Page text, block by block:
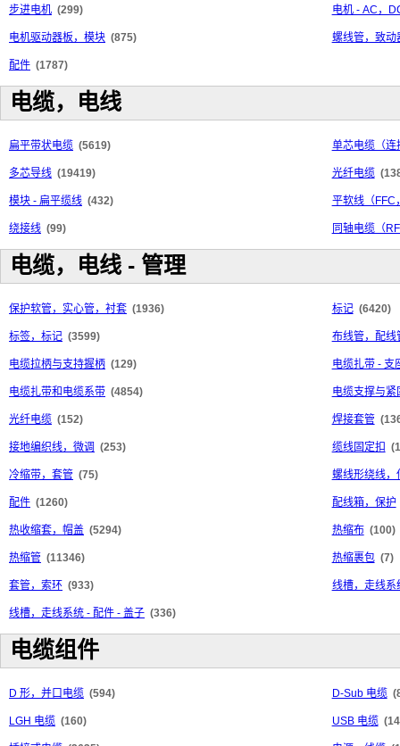
步进电机 (299) 电机 - AC，
电机驱动器板，模块 (875) 螺线管，致动
配件 (1787)
电缆，电线
扁平带状电缆 (5619) 单芯电缆（连
多芯导线 (19419) 光纤电缆
模块 - 扁平缆线 (432) 平软线（FFC
绕接线 (99) 同轴电缆（
电缆，电线 - 管理
保护软管，实心管，衬套 (1936) 标记 (6420)
标签，标记 (3599) 布线管，配线
电缆拉柄与支持握柄 (129) 电缆扎带 - 支
电缆扎带和电缆系带 (4854) 电缆支撑与紧
光纤电缆 (152) 焊接套管
接地编织线，微调 (253) 缆线固定扣
冷缩带，套管 (75) 螺线形绕线，
配件 (1260) 配线箱，保护
热收缩套，帽盖 (5294) 热缩布 (100)
热缩管 (11346) 热缩裹包 (7)
套管，索环 (933) 线槽，走线系
线槽，走线系统 - 配件 - 盖子 (336)
电缆组件
D 形，并口电缆 (594) D-Sub 电缆
LGH 电缆 (160) USB 电缆